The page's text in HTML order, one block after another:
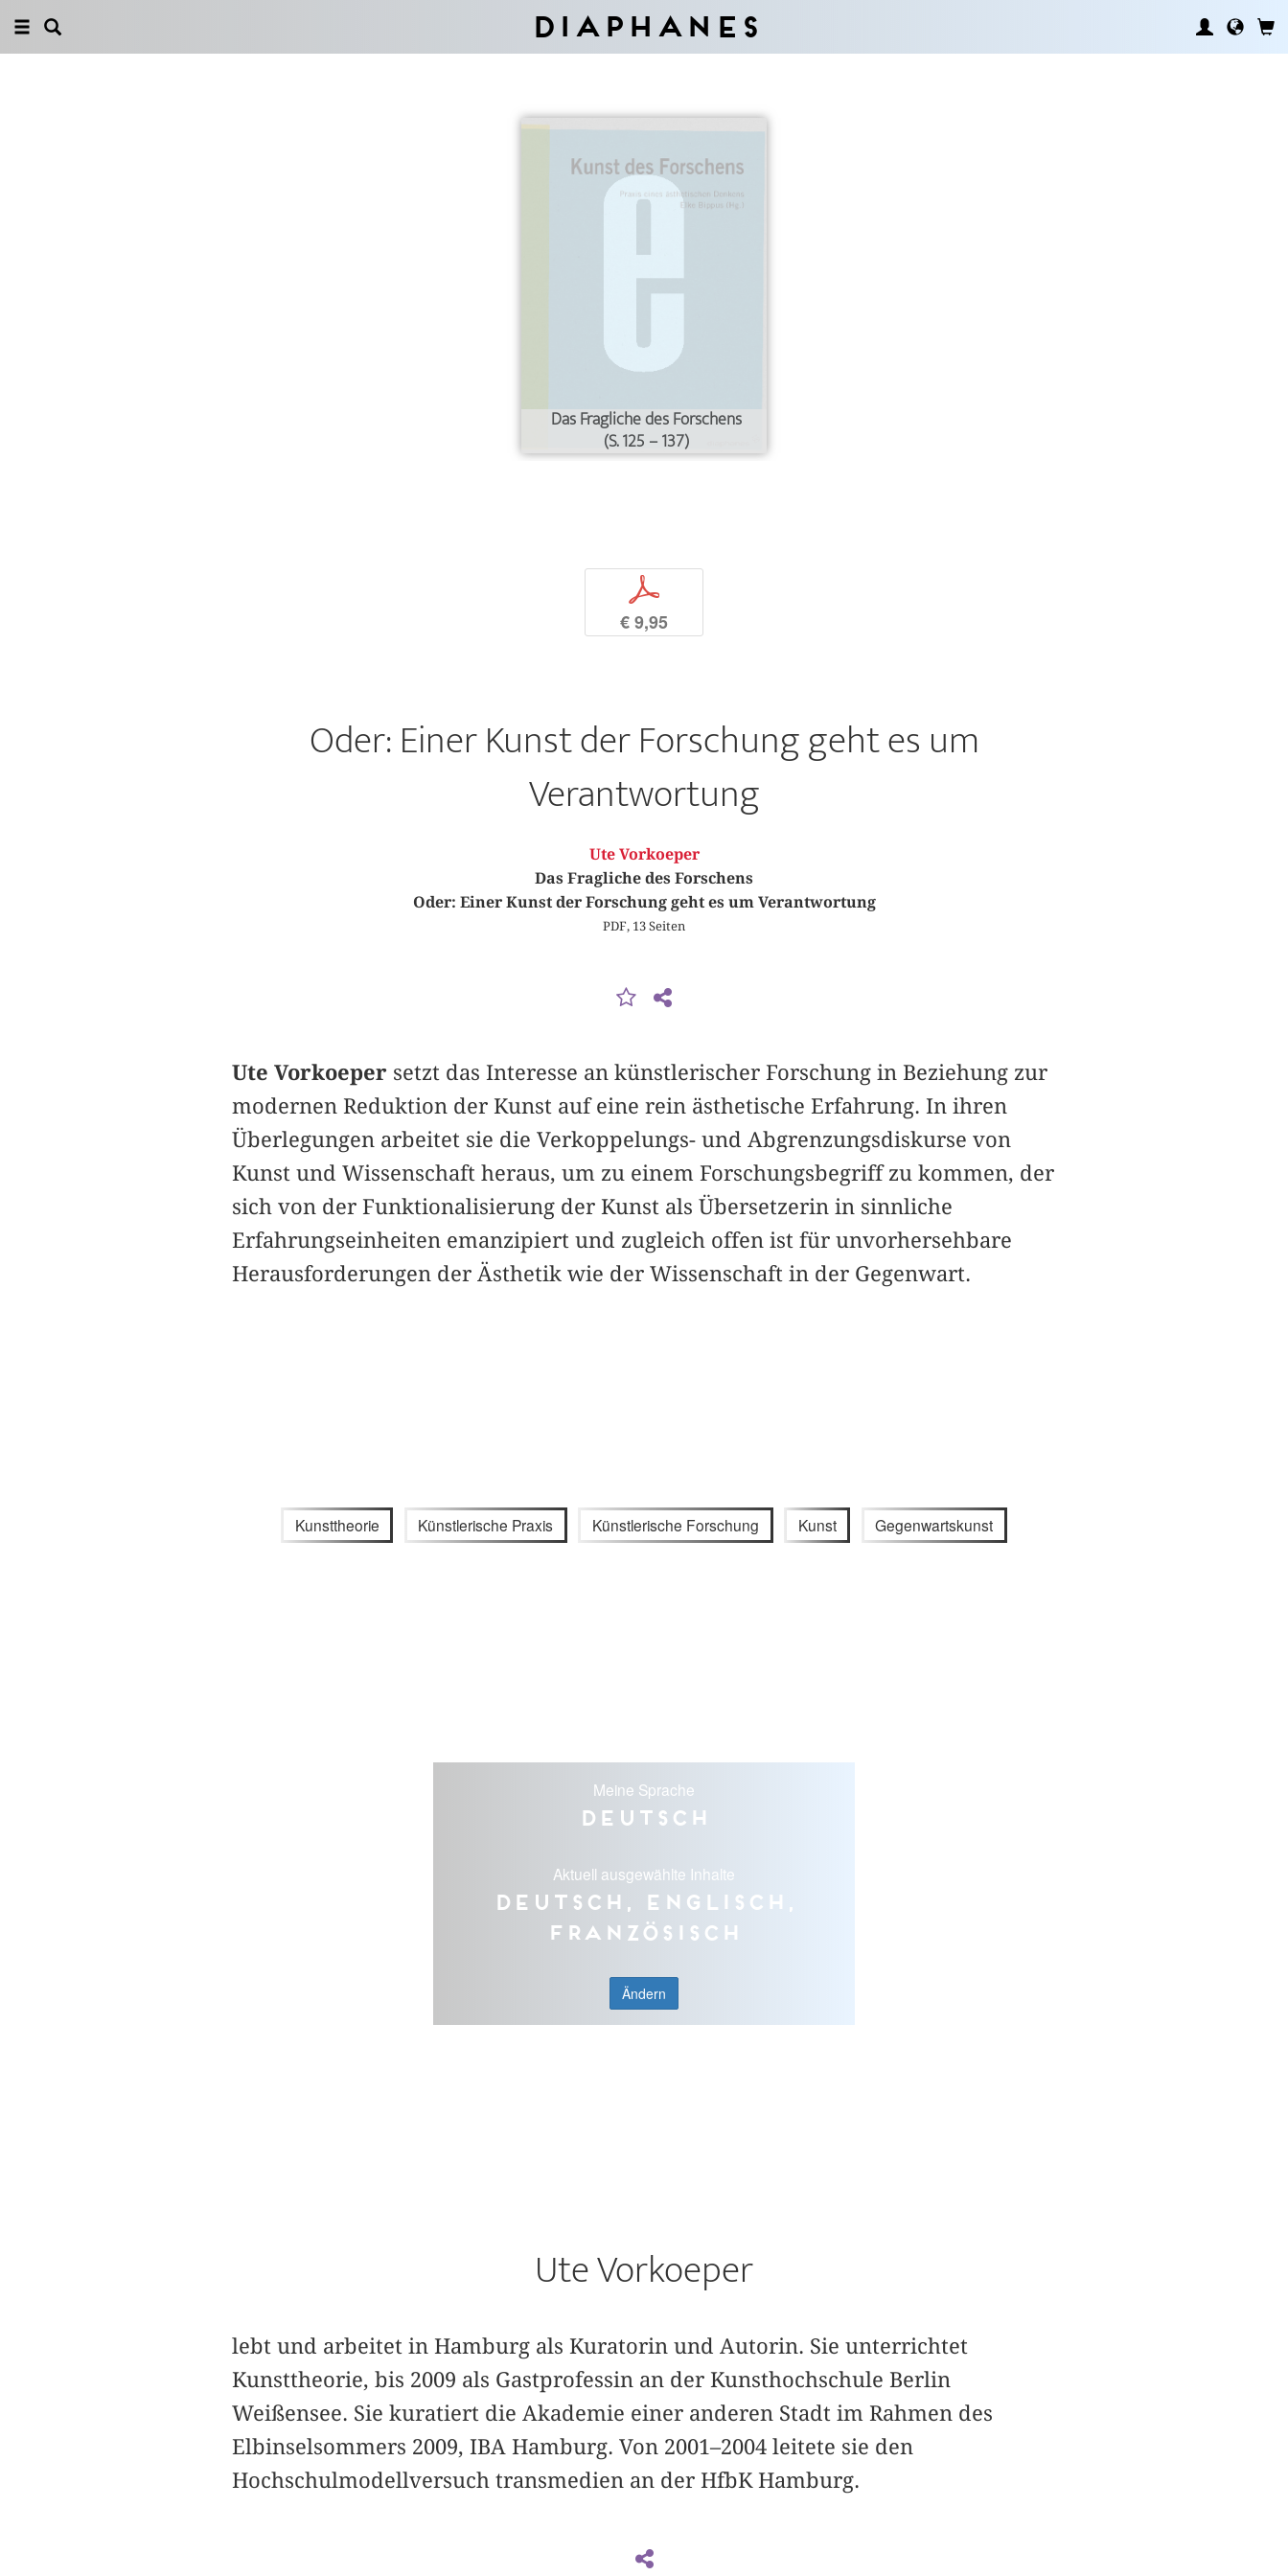
Diaphanes
Das Fragliche des Forschens
(S. 125 – 137)
p
€ 9,95
Oder: Einer Kunst der Forschung geht es um
Verantwortung
Ute Vorkoeper
Das Fragliche des Forschens
Oder: Einer Kunst der Forschung geht es um Verantwortung
PDF, 13 Seiten
Ute Vorkoeper setzt das Interesse an künstlerischer Forschung in Beziehung zur
modernen Reduktion der Kunst auf eine rein ästhetische Erfahrung. In ihren
Überlegungen arbeitet sie die Verkoppelungs- und Abgrenzungsdiskurse von
Kunst und Wissenschaft heraus, um zu einem Forschungsbegriff zu kommen, der
sich von der Funktionalisierung der Kunst als Übersetzerin in sinnliche
Erfahrungseinheiten emanzipiert und zugleich offen ist für unvorhersehbare
Herausforderungen der Ästhetik wie der Wissenschaft in der Gegenwart.
Kunsttheorie Künstlerische Praxis Künstlerische Forschung Kunst Gegenwartskunst
Meine Sprache
Deutsch
Aktuell ausgewählte Inhalte
Deutsch, Englisch,
Französisch
Ändern
Ute Vorkoeper
lebt und arbeitet in Hamburg als Kuratorin und Autorin. Sie unterrichtet
Kunsttheorie, bis 2009 als Gastprofessin an der Kunsthochschule Berlin
Weißensee. Sie kuratiert die Akademie einer anderen Stadt im Rahmen des
Elbinselsommers 2009, IBA Hamburg. Von 2001–2004 leitete sie den
Hochschulmodellversuch transmedien an der HfbK Hamburg.